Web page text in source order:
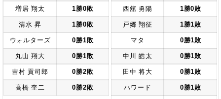
増居 翔太 1勝0敗
清水 昇 1勝0敗
ウォルターズ 0勝1敗
丸山 翔大 0勝1敗
吉村 貢司郎 0勝2敗
高橋 奎二 0勝2敗
西舘 勇陽 1勝0敗
戸郷 翔征 1勝1敗
マタ 0勝1敗
中川 皓太 0勝1敗
田中 将大 0勝1敗
ハワード 0勝1敗